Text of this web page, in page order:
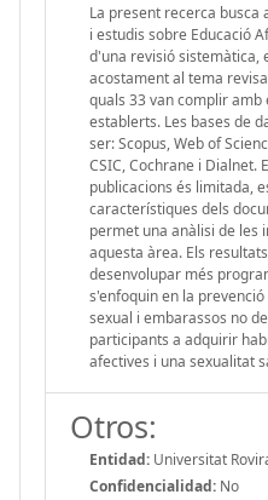
La present recerca
i estudis sobre Educació
d'una revisió sistemàtica,
acostament al tema
quals 33 van complir
establerts. Les bases de
ser: Scopus, Web of
CSIC, Cochrane i Dialnet.
publicacions és limitada,
característiques dels
permet una anàlisi de les
aquesta àrea. Els
desenvolupar més
s'enfoquin en la
sexual i embarassos no
participants a adquirir
afectives i una sexualitat
Otros:
Entidad: Universitat
Confidencialidad: No